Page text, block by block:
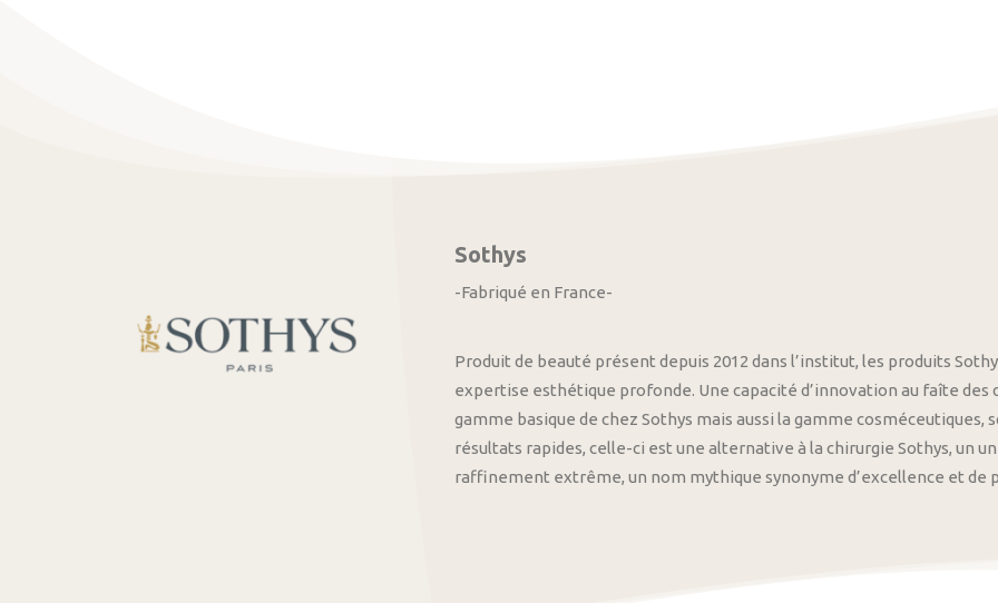
Sothys
-Fabriqué en France-
Produit de beauté présent depuis 2012 dans l’institut, les produits
expertise esthétique profonde. Une capacité d’innovation au faîte
gamme basique de chez Sothys mais aussi la gamme
résultats rapides, celle-ci est une alternative à la chirurgie Sothys, un
raffinement extrême, un nom mythique synonyme d’excellence et de